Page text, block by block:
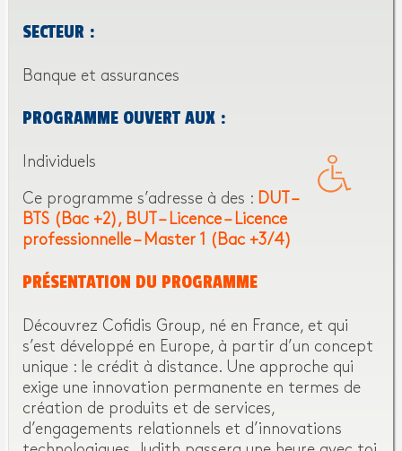
SECTEUR :
Banque et assurances
PROGRAMME OUVERT AUX :
Individuels
Ce programme s’adresse à des : DUT –
BTS (Bac +2)
BUT – Licence – Licence
professionnelle – Master 1 (Bac +3/4)
PRÉSENTATION DU PROGRAMME
Découvrez Cofidis Group, né en France, et qui
s’est développé en Europe, à partir d’un concept
unique : le crédit à distance. Une approche qui
exige une innovation permanente en termes de
création de produits et de services,
d’engagements relationnels et d’innovations